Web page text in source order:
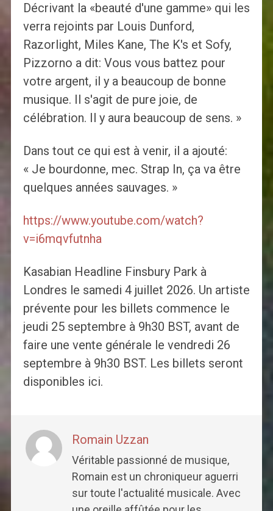
Décrivant la «beauté d'une gamme» qui les
verra rejoints par Louis Dunford,
Razorlight, Miles Kane, The K's et Sofy,
Pizzorno a dit: Vous vous battez pour
votre argent, il y a beaucoup de bonne
musique. Il s'agit de pure joie, de
célébration. Il y aura beaucoup de sens. »
Dans tout ce qui est à venir, il a ajouté:
« Je bourdonne, mec. Strap In, ça va être
quelques années sauvages. »
https://www.youtube.com/watch?
v=i6mqvfutnha
Kasabian Headline Finsbury Park à
Londres le samedi 4 juillet 2026. Un artiste
prévente pour les billets commence le
jeudi 25 septembre à 9h30 BST, avant de
faire une vente générale le vendredi 26
septembre à 9h30 BST. Les billets seront
disponibles ici.
Romain Uzzan
Véritable passionné de musique,
Romain est un chroniqueur aguerri
sur toute l'actualité musicale. Avec